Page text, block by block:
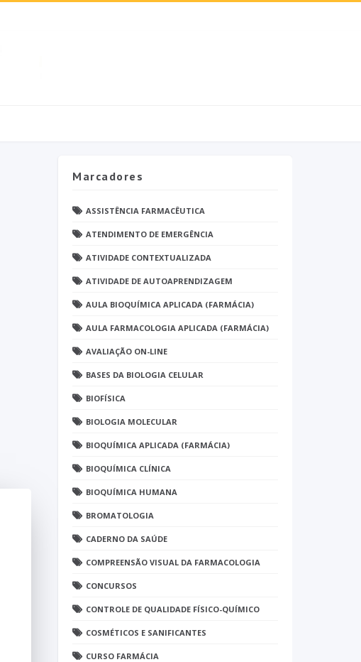
Marcadores
ASSISTÊNCIA FARMACÊUTICA
ATENDIMENTO DE EMERGÊNCIA
ATIVIDADE CONTEXTUALIZADA
ATIVIDADE DE AUTOAPRENDIZAGEM
AULA BIOQUÍMICA APLICADA (FARMÁCIA)
AULA FARMACOLOGIA APLICADA (FARMÁCIA)
AVALIAÇÃO ON-LINE
BASES DA BIOLOGIA CELULAR
BIOFÍSICA
BIOLOGIA MOLECULAR
BIOQUÍMICA APLICADA (FARMÁCIA)
BIOQUÍMICA CLÍNICA
BIOQUÍMICA HUMANA
BROMATOLOGIA
CADERNO DA SAÚDE
COMPREENSÃO VISUAL DA FARMACOLOGIA
CONCURSOS
CONTROLE DE QUALIDADE FÍSICO-QUÍMICO
COSMÉTICOS E SANIFICANTES
CURSO FARMÁCIA